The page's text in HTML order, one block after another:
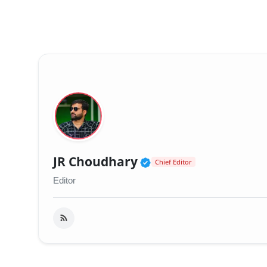
JR Choudhary Verified Public
Chief Editor
Editor